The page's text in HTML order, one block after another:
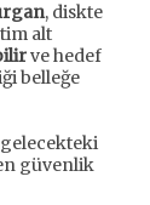
, diskte
alt
ve hedef
belleğe
güvenlik